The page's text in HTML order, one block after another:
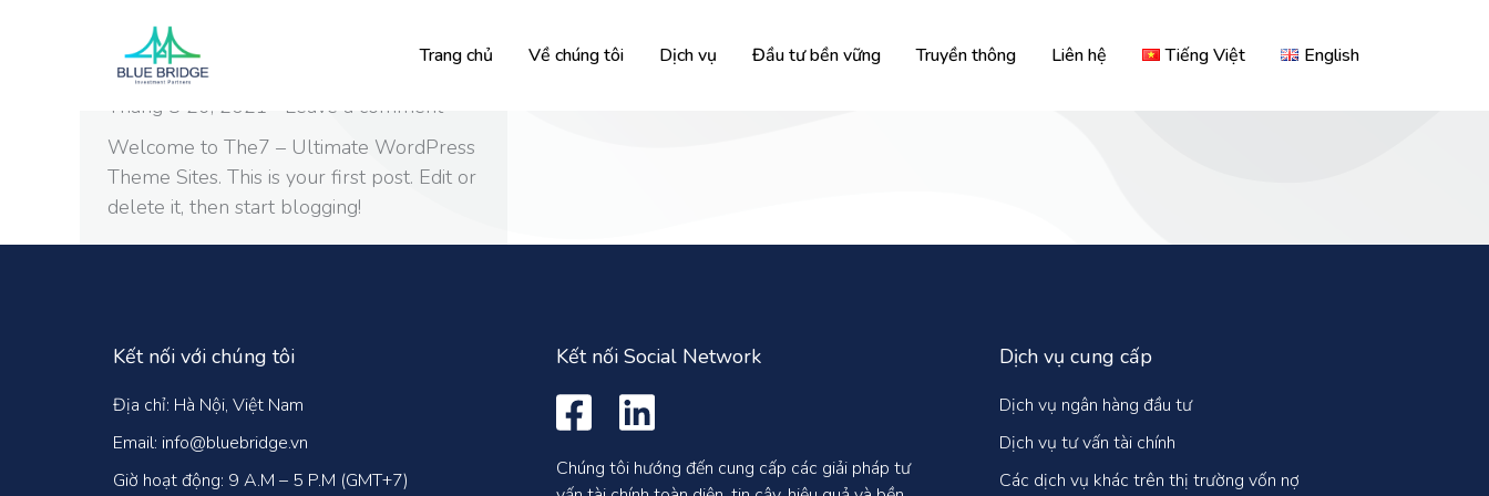
Trang chủ Về chúng tôi Dịch vụ Đầu tư bền vững Truyền thông Liên hệ Tiếng Việt English
Hello world!
Uncategorized
Tháng 8 26, 2021
Leave a comment
Welcome to The7 – Ultimate WordPress
Theme Sites. This is your first post. Edit or
delete it, then start blogging!
Kết nối với chúng tôi
Địa chỉ: Hà Nội, Việt Nam
Email: info@bluebridge.vn
Giờ hoạt động: 9 A.M – 5 P.M (GMT+7)
Kết nối Social Network
Chúng tôi hướng đến cung cấp các giải pháp tư
Dịch vụ cung cấp
Dịch vụ ngân hàng đầu tư
Dịch vụ tư vấn tài chính
Các dịch vụ khác trên thị trường vốn nợ